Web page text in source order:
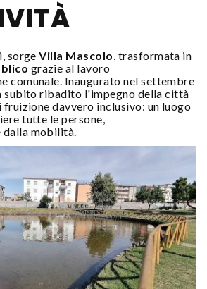
sorgeVilla Mascolo, trasformata in
grazie al lavoro
comunale. Inaugurato nel settembre
subito ribadito l'impegno della città
fruizione davvero inclusivo: un luogo
tutte le persone,
dalla mobilità.